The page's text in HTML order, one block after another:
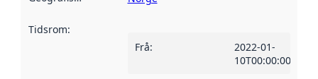
Tidsrom:
Frå:
2022-01-
10T00:00:00Z